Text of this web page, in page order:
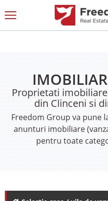
Proprietati
din Clinceni si
Freedom Group va pune
anunturi imobiliare
pentru toate